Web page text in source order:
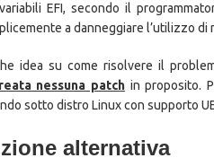
EFI, secondo il
a danneggiare l’utilizzo di
idea su come risolvere il
nessuna patchin proposito.
sotto distro Linux con supporto
alternativa